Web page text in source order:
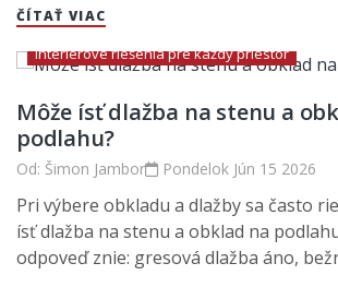
ČÍTAŤ VIAC
Interiérové riešenia pre každý priestor
Môže ísť dlažba na stenu a
podlahu?
Od: Šimon Jambor Pondelok Jún 15 2026
Pri výbere obkladu a dlažby sa často
ísť dlažba na stenu a obklad na
odpoveď znie: gresová dlažba áno,